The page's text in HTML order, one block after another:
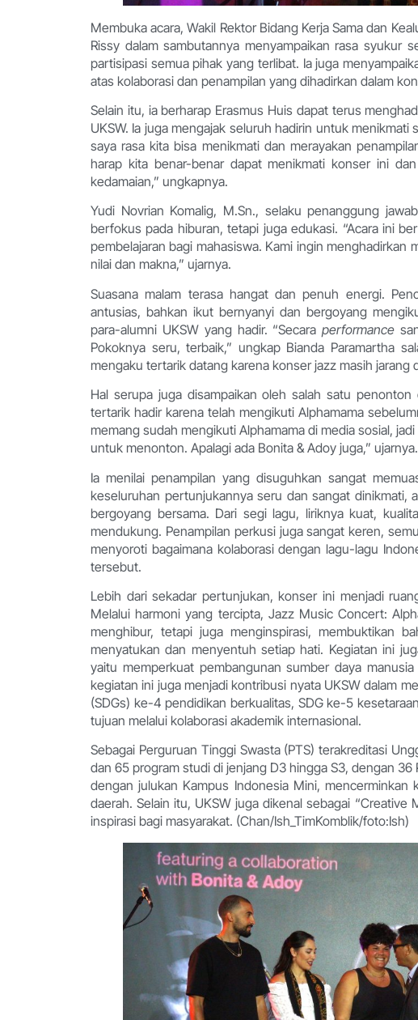
Membuka acara, Wakil Rektor Bidang Kerja Sama dan
Rissy dalam sambutannya menyampaikan rasa syukur
partisipasi semua pihak yang terlibat. Ia juga
atas kolaborasi dan penampilan yang dihadirkan dalam
Selain itu, ia berharap Erasmus Huis dapat terus
UKSW. Ia juga mengajak seluruh hadirin untuk
saya rasa kita bisa menikmati dan merayakan
harap kita benar-benar dapat menikmati konser ini
kedamaian,” ungkapnya.
Yudi Novrian Komalig, M.Sn., selaku penanggung
berfokus pada hiburan, tetapi juga edukasi. “Acara ini
pembelajaran bagi mahasiswa. Kami ingin
nilai dan makna,” ujarnya.
Suasana malam terasa hangat dan penuh energi.
antusias, bahkan ikut bernyanyi dan bergoyang
para-alumni UKSW yang hadir. “Secaraperformance
Pokoknya seru, terbaik,” ungkap Bianda Paramartha
mengaku tertarik datang karena konser jazz masih jarang
Hal serupa juga disampaikan oleh salah satu
tertarik hadir karena telah mengikuti Alphamama
memang sudah mengikuti Alphamama di media sosial,
untuk menonton. Apalagi ada Bonita & Adoy juga,” ujarnya.
Ia menilai penampilan yang disuguhkan sangat
keseluruhan pertunjukannya seru dan sangat dinikmati,
bergoyang bersama. Dari segi lagu, liriknya kuat,
mendukung. Penampilan perkusi juga sangat keren,
menyoroti bagaimana kolaborasi dengan lagu-lagu
tersebut.
Lebih dari sekadar pertunjukan, konser ini menjadi
Melalui harmoni yang tercipta, Jazz Music Concert:
menghibur, tetapi juga menginspirasi, membuktikan
menyatukan dan menyentuh setiap hati. Kegiatan ini
yaitu memperkuat pembangunan sumber daya
kegiatan ini juga menjadi kontribusi nyata UKSW dalam
(SDGs) ke-4 pendidikan berkualitas, SDG ke-5
tujuan melalui kolaborasi akademik internasional.
Sebagai Perguruan Tinggi Swasta (PTS) terakreditasi
dan 65 program studi di jenjang D3 hingga S3, dengan
dengan julukan Kampus Indonesia Mini, mencerminkan
daerah. Selain itu, UKSW juga dikenal sebagai
inspirasi bagi masyarakat. (Chan/Ish_TimKomblik/foto:Ish)